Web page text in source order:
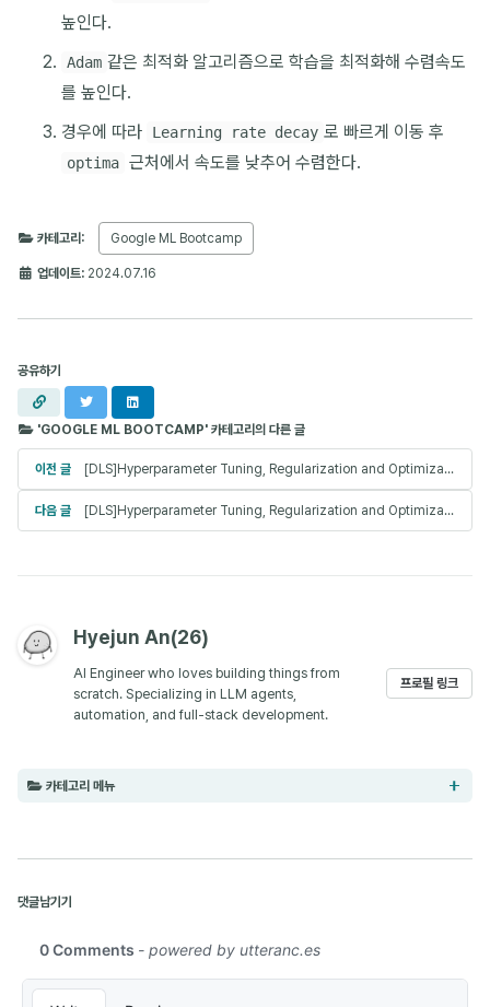
높인다.
Adam 같은 최적화 알고리즘으로 학습을 최적화해 수렴속도
를 높인다.
경우에 따라
Learning rate decay 로 빠르게 이동 후
optima 근처에서 속도를 낮추어 수렴한다.
카테고리: Google ML Bootcamp
업데이트: 2024.07.16
공유하기
복사
'GOOGLE ML BOOTCAMP' 카테고리의 다른 글
이전 글 [DLS]Hyperparameter Tuning, Regularization and Optimization(1)
다음 글 [DLS]Hyperparameter Tuning, Regularization and Optimization(3)
Hyejun An(26)
AI Engineer who loves building things from
scratch. Specializing in LLM agents,
automation, and full-stack development.
프로필 링크
카테고리 메뉴
Obsidian (5)
댓글남기기